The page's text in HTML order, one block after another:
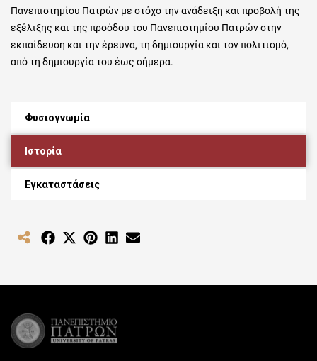
Πανεπιστημίου Πατρών με στόχο την ανάδειξη και προβολή της
εξέλιξης και της προόδου του Πανεπιστημίου Πατρών στην
εκπαίδευση και την έρευνα, τη δημιουργία και τον πολιτισμό,
από τη δημιουργία του έως σήμερα.
Φυσιογνωμία
Ιστορία
Εγκαταστάσεις
Share Share
(Twitter)
Share Share